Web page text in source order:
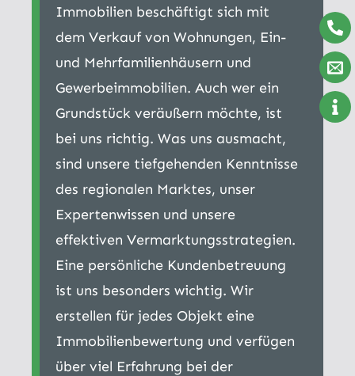
Immobilien beschäftigt sich mit
dem Verkauf von Wohnungen, Ein-
und Mehrfamilienhäusern und
Gewerbeimmobilien. Auch wer ein
Grundstück veräußern möchte, ist
bei uns richtig. Was uns ausmacht,
sind unsere tiefgehenden Kenntnisse
des regionalen Marktes, unser
Expertenwissen und unsere
effektiven Vermarktungsstrategien.
Eine persönliche Kundenbetreuung
ist uns besonders wichtig. Wir
erstellen für jedes Objekt eine
Immobilienbewertung und verfügen
über viel Erfahrung bei der